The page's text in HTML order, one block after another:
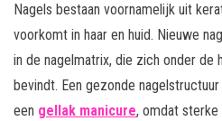
Nagels bestaan voornamelijk uit
voorkomt in haar en huid. Nieuwe
in de nagelmatrix, die zich onder de
bevindt. Een gezonde
een gellak manicure, omdat sterke